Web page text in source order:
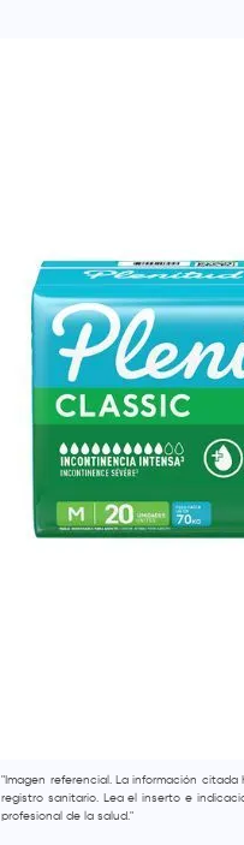
"Imagen referencial. La información
registro sanitario. Lea el inserto e
profesional de la salud."